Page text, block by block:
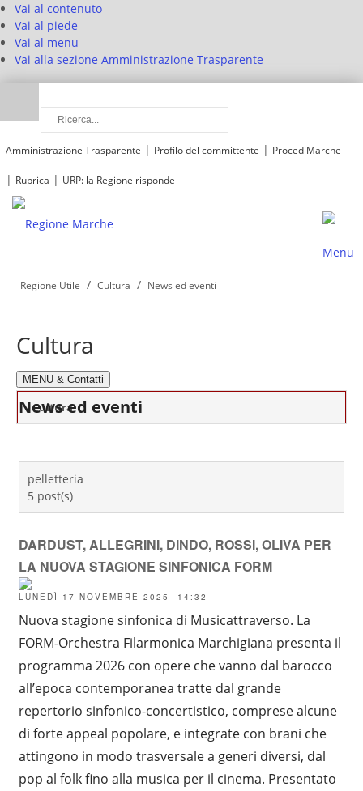
Vai al contenuto
Vai al piede
Vai al menu
Vai alla sezione Amministrazione Trasparente
Amministrazione Trasparente | Profilo del committente | ProcediMarche
| Rubrica | URP: la Regione risponde
Regione Utile / Cultura / News ed eventi
Cultura
MENU & Contatti
Cultura
News ed eventi
pelletteria
5 post(s)
DARDUST, ALLEGRINI, DINDO, ROSSI, OLIVA PER
LA NUOVA STAGIONE SINFONICA FORM
LUNEDÌ 17 NOVEMBRE 2025 14:32
Nuova stagione sinfonica di Musicattraverso. La
FORM-Orchestra Filarmonica Marchigiana presenta il
programma 2026 con opere che vanno dal barocco
all’epoca contemporanea tratte dal grande
repertorio sinfonico-concertistico, comprese alcune
di forte appeal popolare, e integrate con brani che
attingono in modo trasversale a generi diversi, dal
pop al folk fino alla musica per il cinema. Presentato